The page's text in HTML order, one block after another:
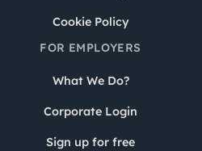
Cookie Policy
FOR EMPLOYERS
What We Do?
Corporate Login
Sign up for free